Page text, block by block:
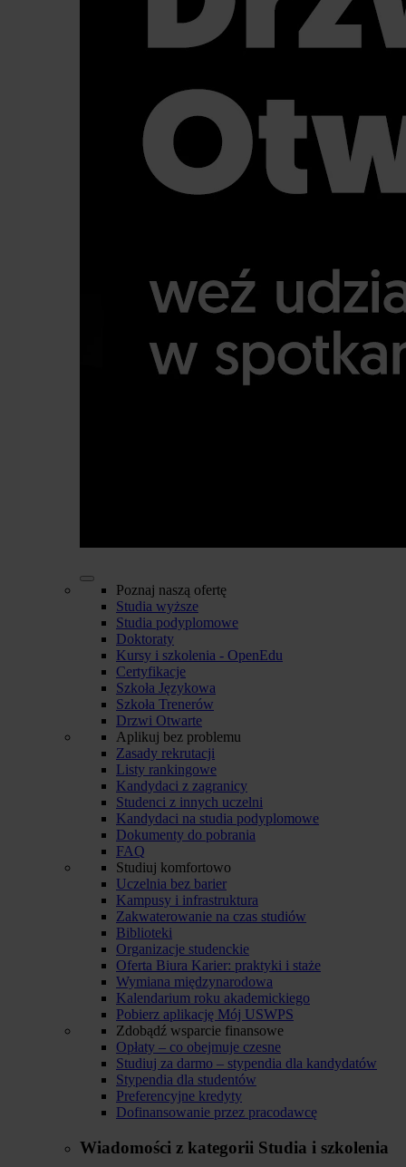
Poznaj naszą ofertę
Studia wyższe
Studia podyplomowe
Doktoraty
Kursy i szkolenia - OpenEdu
Certyfikacje
Szkoła Językowa
Szkoła Trenerów
Drzwi Otwarte
Aplikuj bez problemu
Zasady rekrutacji
Listy rankingowe
Kandydaci z zagranicy
Studenci z innych uczelni
Kandydaci na studia podyplomowe
Dokumenty do pobrania
FAQ
Studiuj komfortowo
Uczelnia bez barier
Kampusy i infrastruktura
Zakwaterowanie na czas studiów
Biblioteki
Organizacje studenckie
Oferta Biura Karier: praktyki i staże
Wymiana międzynarodowa
Kalendarium roku akademickiego
Pobierz aplikację Mój USWPS
Zdobądź wsparcie finansowe
Opłaty – co obejmuje czesne
Studiuj za darmo – stypendia dla kandydatów
Stypendia dla studentów
Preferencyjne kredyty
Dofinansowanie przez pracodawcę
Wiadomości z kategorii Studia i szkolenia